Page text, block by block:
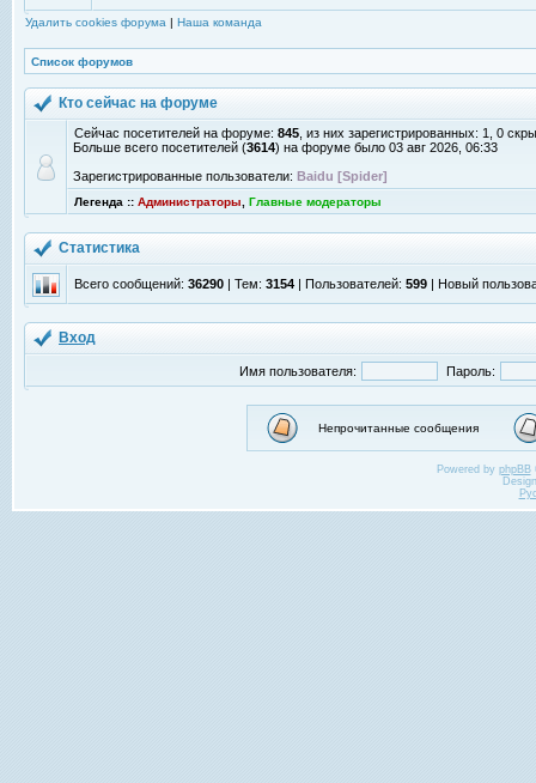
Удалить cookies форума | Наша команда
Список форумов
Кто сейчас на форуме
Сейчас посетителей на форуме: 845 , из них зарегистрированных: 1, 0
Больше всего посетителей (3614) на форуме было 03 авг 2026, 06:33
Зарегистрированные пользователи: Baidu [Spider]
Легенда :: Администраторы Главные модераторы
Статистика
Всего сообщений: 36290 | Тем: 3154 | Пользователей: 599 | Новый
Вход
Имя пользователя: Пароль:
Непрочитанные сообщения
Powered by phpBB